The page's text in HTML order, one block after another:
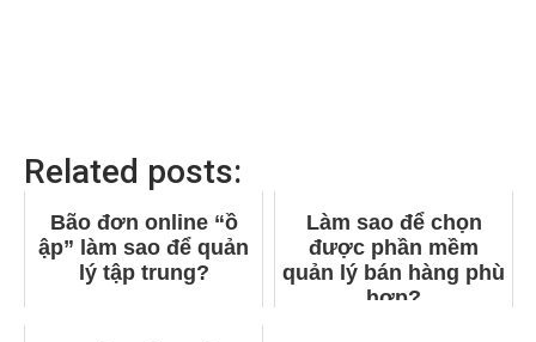
Related posts:
Bão đơn online “ồ
ập” làm sao để quản
lý tập trung?
Làm sao để chọn
được phần mềm
quản lý bán hàng phù
hợp?